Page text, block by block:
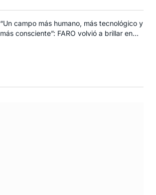
“Un campo más humano, más tecnológico y
más consciente”: FARO volvió a brillar en